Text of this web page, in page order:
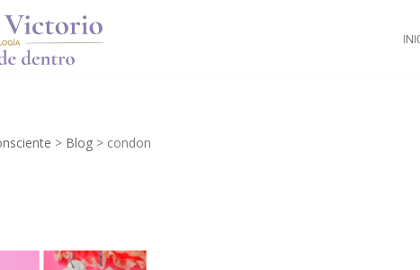
> Blog > condon